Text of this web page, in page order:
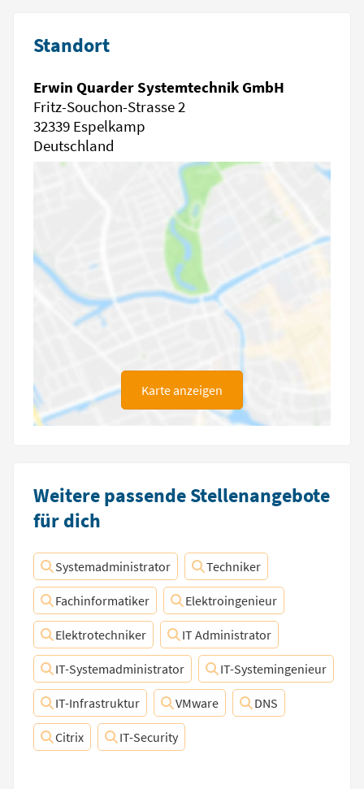
Standort
Erwin Quarder Systemtechnik GmbH
Fritz-Souchon-Strasse 2
32339 Espelkamp
Deutschland
Karte anzeigen
Weitere passende Stellenangebote
für dich
Systemadministrator Techniker
Fachinformatiker Elektroingenieur
Elektrotechniker IT Administrator
IT-Systemadministrator IT-Systemingenieur
IT-Infrastruktur VMware DNS
Citrix IT-Security